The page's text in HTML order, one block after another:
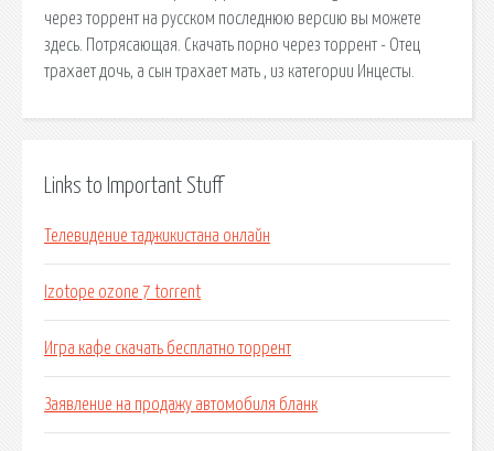
через торрент на русском последнюю версию вы можете
здесь. Потрясающая. Скачать порно через торрент - Отец
трахает дочь, а сын трахает мать , из категории Инцесты.
Links to Important Stuff
Телевидение таджикистана онлайн
Izotope ozone 7 torrent
Игра кафе скачать бесплатно торрент
Заявление на продажу автомобиля бланк